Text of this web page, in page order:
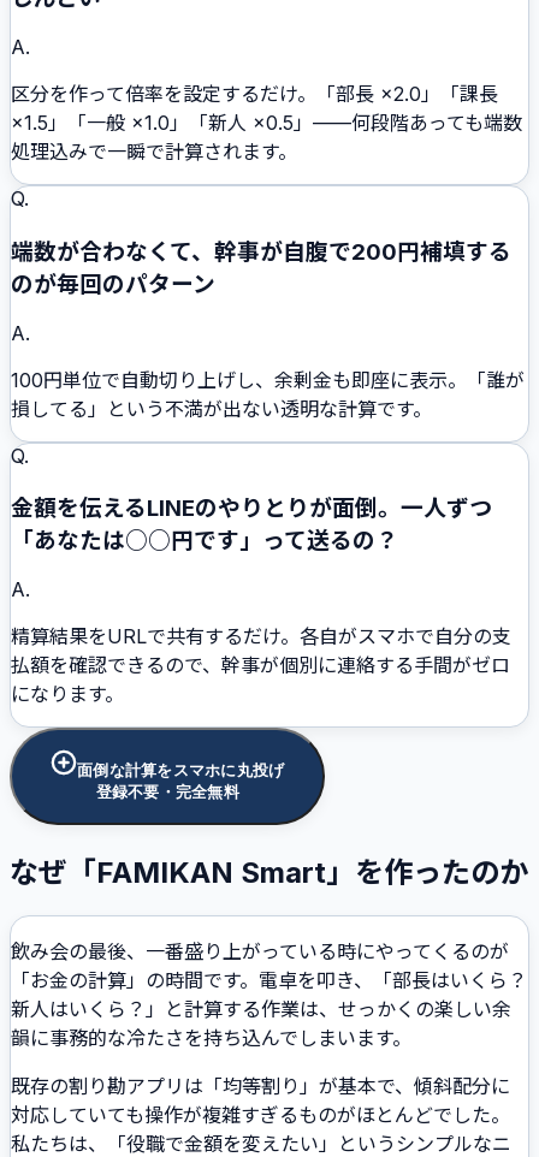
A.
区分を作って倍率を設定するだけ。「部長 ×2.0」「課長
×1.5」「一般 ×1.0」「新人 ×0.5」——何段階あっても端数
処理込みで一瞬で計算されます。
Q.
端数が合わなくて、幹事が自腹で200円補填する
のが毎回のパターン
A.
100円単位で自動切り上げし、余剰金も即座に表示。「誰が
損してる」という不満が出ない透明な計算です。
Q.
金額を伝えるLINEのやりとりが面倒。一人ずつ
「あなたは○○円です」って送るの？
A.
精算結果をURLで共有するだけ。各自がスマホで自分の支
払額を確認できるので、幹事が個別に連絡する手間がゼロ
になります。
面倒な計算をスマホに丸投げ
登録不要・完全無料
なぜ「FAMIKAN Smart」を作ったのか
飲み会の最後、一番盛り上がっている時にやってくるのが
「お金の計算」の時間です。電卓を叩き、「部長はいくら？
新人はいくら？」と計算する作業は、せっかくの楽しい余
韻に事務的な冷たさを持ち込んでしまいます。
既存の割り勘アプリは「均等割り」が基本で、傾斜配分に
対応していても操作が複雑すぎるものがほとんどでした。
私たちは、「役職で金額を変えたい」というシンプルなニ